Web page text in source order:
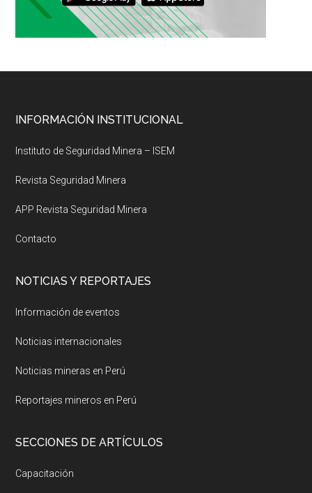
Footer
INFORMACIÓN INSTITUCIONAL
Instituto de Seguridad Minera – ISEM
Revista Seguridad Minera
APP Revista Seguridad Minera
Contacto
NOTICIAS Y REPORTAJES
Información de eventos
Noticias internacionales
Noticias mineras en Perú
Reportajes mineros en Perú
SECCIONES DE ARTÍCULOS
Capacitación